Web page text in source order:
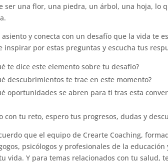
ser una flor, una piedra, un árbol, una hoja, lo
asiento y conecta con un desafío que la vida te
inspirar por estas preguntas y escucha tus
te dice este elemento sobre tu desafío?
descubrimientos te trae en este momento?
oportunidades se abren para ti tras esta
con tu reto, espero tus progresos, dudas y
que el equipo de Crearte Coaching,
psicólogos y profesionales de la
vida. Y para temas relacionados con tu salud,